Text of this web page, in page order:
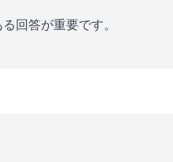
回答が重要です。